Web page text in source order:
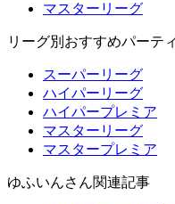
マスターリーグ
リーグ別おすすめパーティ
スーパーリーグ
ハイパーリーグ
ハイパープレミア
マスターリーグ
マスタープレミア
ゆふいんさん関連記事